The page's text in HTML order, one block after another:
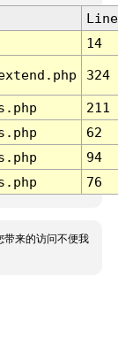
Line
14
324
211
62
94
76
带来的访问不便我